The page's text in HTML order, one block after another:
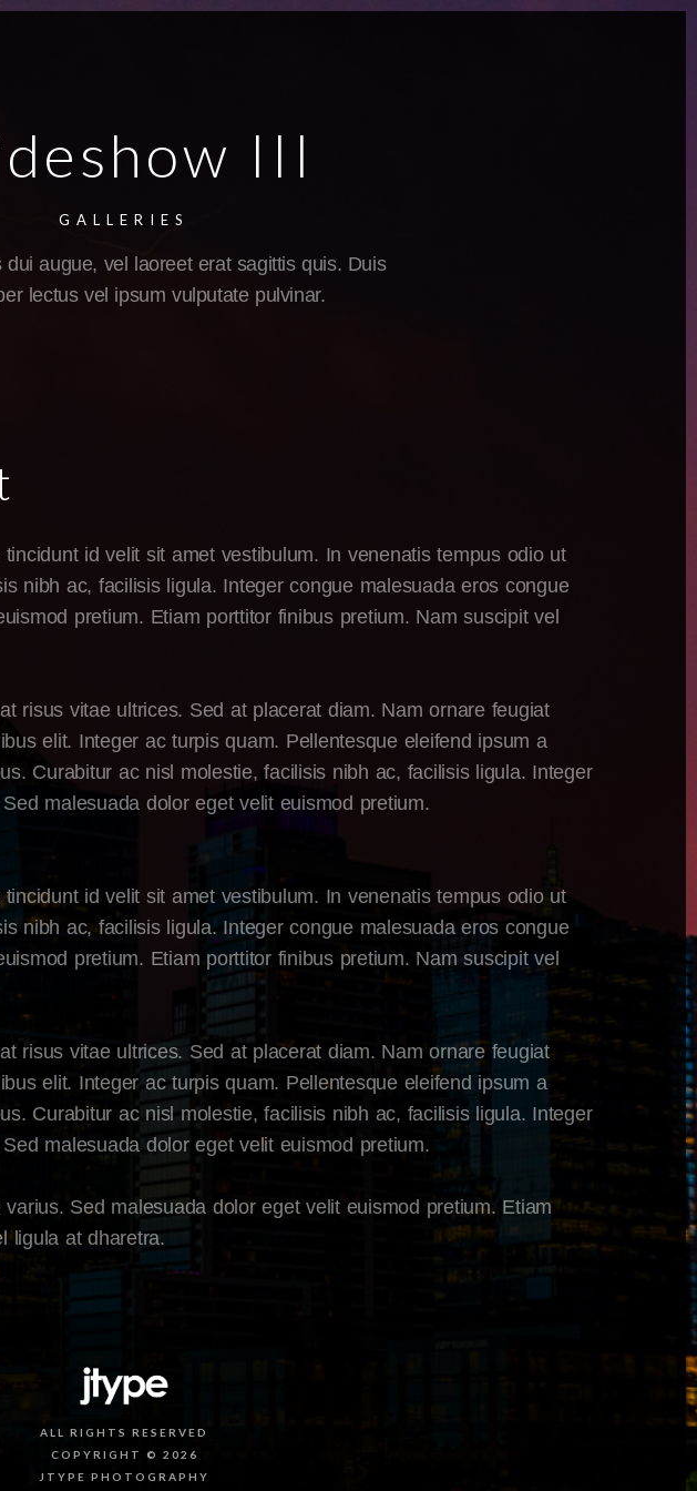
III
GALLERIES
dui augue, vel laoreet erat sagittis quis. Duis
lectus vel ipsum vulputate pulvinar.
id velit sit amet vestibulum. In venenatis tempus odio ut
nibh ac, facilisis ligula. Integer congue malesuada eros congue
pretium. Etiam porttitor finibus pretium. Nam suscipit vel
risus vitae ultrices. Sed at placerat diam. Nam ornare feugiat
elit. Integer ac turpis quam. Pellentesque eleifend ipsum a
Curabitur ac nisl molestie, facilisis nibh ac, facilisis ligula. Integer
malesuada dolor eget velit euismod pretium.
id velit sit amet vestibulum. In venenatis tempus odio ut
nibh ac, facilisis ligula. Integer congue malesuada eros congue
pretium. Etiam porttitor finibus pretium. Nam suscipit vel
risus vitae ultrices. Sed at placerat diam. Nam ornare feugiat
elit. Integer ac turpis quam. Pellentesque eleifend ipsum a
Curabitur ac nisl molestie, facilisis nibh ac, facilisis ligula. Integer
malesuada dolor eget velit euismod pretium.
Sed malesuada dolor eget velit euismod pretium. Etiam
ligula at dharetra.
ALL RIGHTS RESERVED
COPYRIGHT © 2026
JTYPE PHOTOGRAPHY